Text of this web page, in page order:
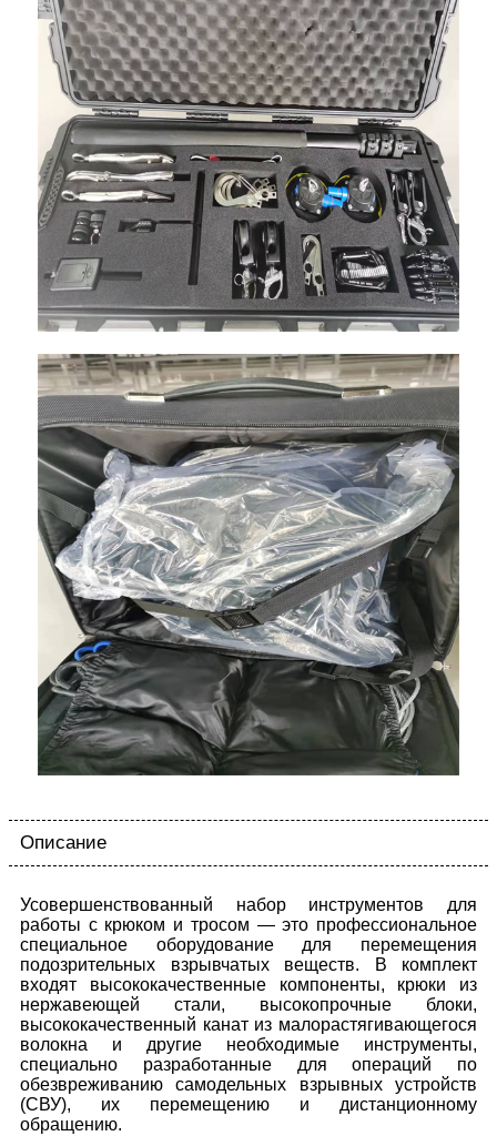
Описание
Усовершенствованный набор инструментов для
работы с крюком и тросом — это профессиональное
специальное оборудование для перемещения
подозрительных взрывчатых веществ. В комплект
входят высококачественные компоненты, крюки из
нержавеющей стали, высокопрочные блоки,
высококачественный канат из малорастягивающегося
волокна и другие необходимые инструменты,
специально разработанные для операций по
обезвреживанию самодельных взрывных устройств
(СВУ), их перемещению и дистанционному
обращению.